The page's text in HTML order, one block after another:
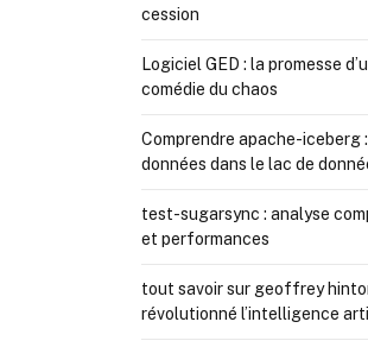
cession
Logiciel GED : la promesse
comédie du chaos
Comprendre apache-iceberg
données dans le lac de
test-sugarsync : analyse
et performances
tout savoir sur geoffrey
révolutionné l’intelligence